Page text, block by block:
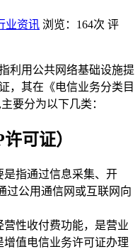
业资讯 浏览：164次 评
利用公共网络基础设施提
，其在《电信业务分类目
要分为以下几类：
可证）
是指通过信息采集、开
过公用通信网或互联网向
营性收付费功能，是营业
值电信业务许可证办理